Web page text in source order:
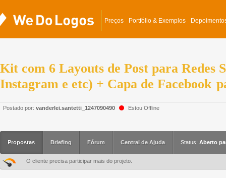
Preços Portfólio & Exemplos
Kit com 6 Layouts de Post para Redes
Instagram e etc) + Capa de Facebook
Postado por: vanderlei.santetti_1247090490 Estou Offline
Propostas Briefing Fórum Central de Ajuda Status: Aberto
O cliente precisa participar mais do projeto.